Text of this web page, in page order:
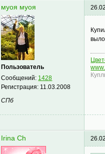
муоя муоя
Пользователь
Сообщений: 1428
Регистрация: 11.03.2008
СПб
Irina Ch